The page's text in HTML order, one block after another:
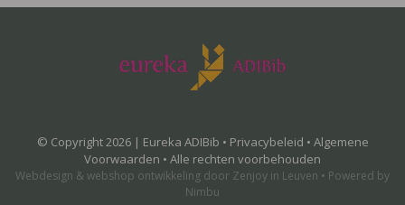
© Copyright 2026 | Eureka ADIBib • Privacybeleid • Algemene
Voorwaarden • Alle rechten voorbehouden
Webdesign & webshop ontwikkeling door Zenjoy in Leuven • Powered by
Nimbu